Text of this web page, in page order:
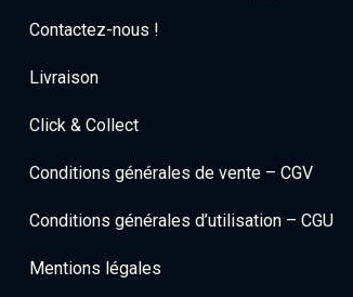
Contactez-nous !
Livraison
Click & Collect
Conditions générales de vente – CGV
Conditions générales d’utilisation – CGU
Mentions légales